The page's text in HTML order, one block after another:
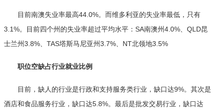
目前南澳失业率最高44.0%。而维多利亚的失业率最低，只有
3.1%。目前四个州的失业率超过平均水平：SA南澳州4.0%、QLD昆
士兰州3.8%、TAS塔斯马尼亚州3.7%、NT北领地3.5%
职位空缺占行业就业比例
目前，缺人的行业是行政和支持服务类行业，缺口达9%。其次是
酒店和食品服务行业，缺口达5.8%。最后是批发交易行业，缺口达